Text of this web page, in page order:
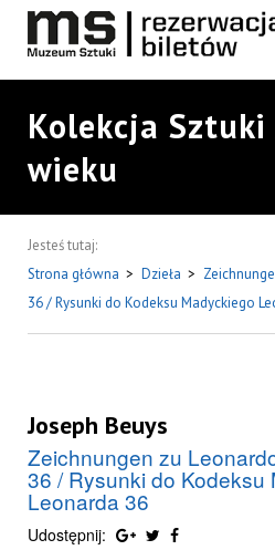
Kolekcja Sztuki
wieku
Jesteś tutaj:
Strona główna > Dzieła >
36 / Rysunki do Kodeksu Madyckiego
Joseph Beuys
Zeichnungen zu
36 / Rysunki do Kodeksu
Leonarda 36
Udostępnij: